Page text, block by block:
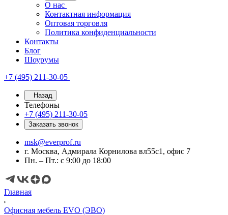
О нас
Контактная информация
Оптовая торговля
Политика конфиденциальности
Контакты
Блог
Шоурумы
+7 (495) 211-30-05
Назад
Телефоны
+7 (495) 211-30-05
Заказать звонок
msk@everprof.ru
г. Москва, Адмирала Корнилова вл55с1, офис 7
Пн. – Пт.: с 9:00 до 18:00
Главная
Офисная мебель EVO (ЭВО)